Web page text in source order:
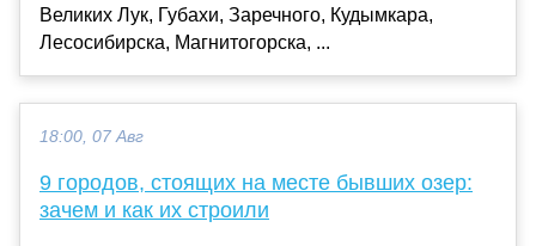
Великих Лук, Губахи, Заречного, Кудымкара,
Лесосибирска, Магнитогорска, ...
18:00, 07 Авг
9 городов, стоящих на месте бывших озер:
зачем и как их строили